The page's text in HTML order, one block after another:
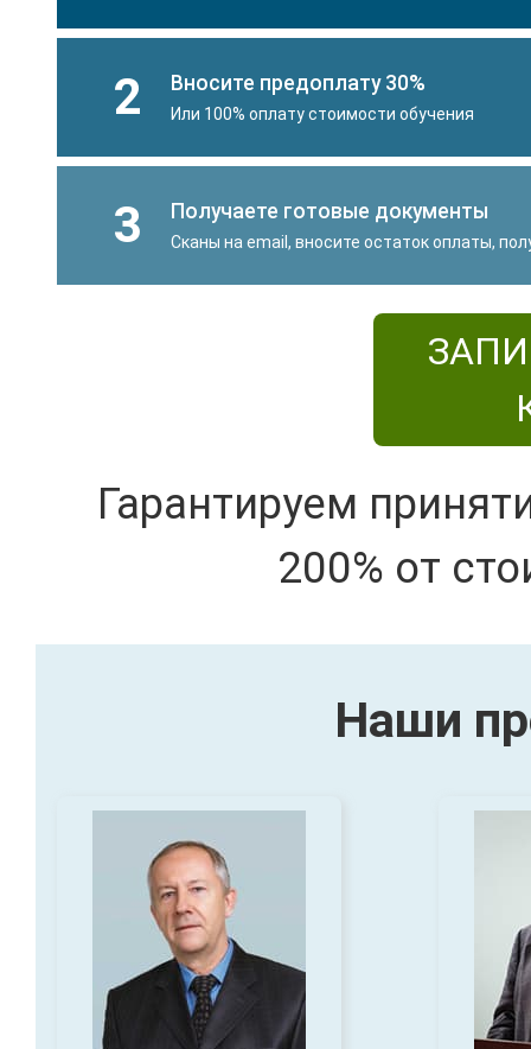
2 Вносите предоплату 30%
Или 100% оплату стоимости обучения
3 Получаете готовые документы
Сканы на email, вносите остаток оплаты,
Гарантируем
200% от
Наши